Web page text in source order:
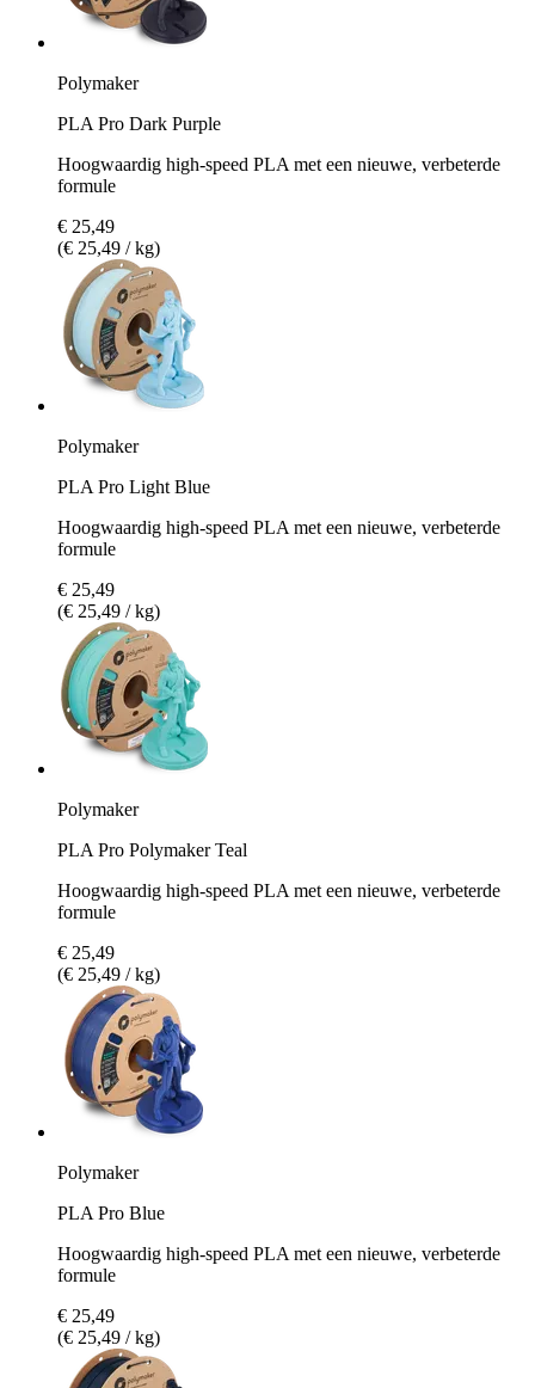
Polymaker
PLA Pro Dark Purple
Hoogwaardig high-speed PLA met een nieuwe, verbeterde
formule
€ 25,49
(€ 25,49 / kg)
Polymaker
PLA Pro Light Blue
Hoogwaardig high-speed PLA met een nieuwe, verbeterde
formule
€ 25,49
(€ 25,49 / kg)
Polymaker
PLA Pro Polymaker Teal
Hoogwaardig high-speed PLA met een nieuwe, verbeterde
formule
€ 25,49
(€ 25,49 / kg)
Polymaker
PLA Pro Blue
Hoogwaardig high-speed PLA met een nieuwe, verbeterde
formule
€ 25,49
(€ 25,49 / kg)